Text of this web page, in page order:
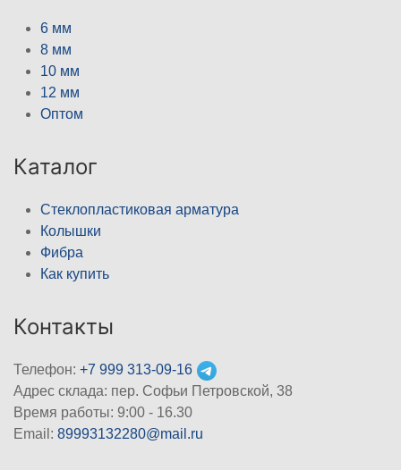
6 мм
8 мм
10 мм
12 мм
Оптом
Каталог
Стеклопластиковая арматура
Колышки
Фибра
Как купить
Контакты
Телефон: +7 999 313-09-16
Адрес склада: пер. Софьи Петровской, 38
Время работы: 9:00 - 16.30
Email: 89993132280@mail.ru